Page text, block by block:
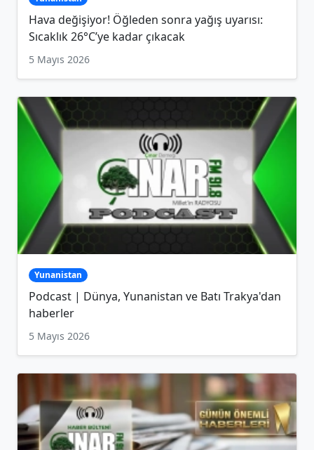
Hava değişiyor! Öğleden sonra yağış uyarısı:
Sıcaklık 26°C’ye kadar çıkacak
5 Mayıs 2026
Yunanistan
Podcast | Dünya, Yunanistan ve Batı Trakya'dan
haberler
5 Mayıs 2026